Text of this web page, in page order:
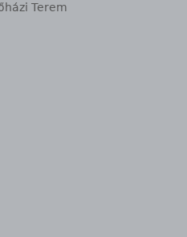
Terem